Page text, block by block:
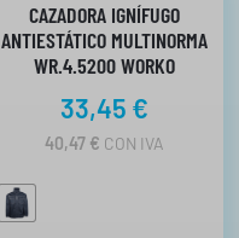
CAZADORA IGNÍFUGO
ANTIESTÁTICO MULTINORMA
WR.4.5200 WORKO
33,45 €
40,47 € CON IVA